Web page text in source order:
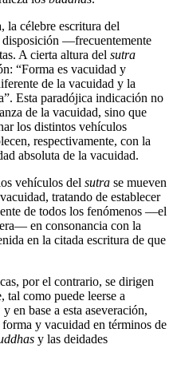
la célebre escritura del
disposición ―frecuentemente
A cierta altura del sutra
“Forma es vacuidad y
de la vacuidad y la
Esta paradójica indicación no
de la vacuidad, sino que
los distintos vehículos
respectivamente, con la
absoluta de la vacuidad.
vehículos del sutra se mueven
tratando de establecer
de todos los fenómenos ―el
en consonancia con la
en la citada escritura de que
por el contrario, se dirigen
tal como puede leerse a
en base a esta aseveración,
y vacuidad en términos de
y las deidades